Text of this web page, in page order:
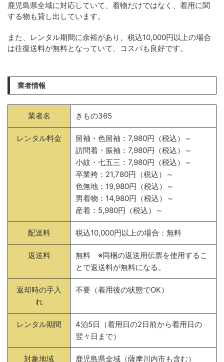
鹿児島県全域に対応していて、着物だけではなく、着用に関
する物も貸し出しています。
また、レンタル期間に余裕があり、税込10,000円以上の場合
は往復送料が無料となっていて、コスパも良好です。
業者情報
業者名 きもの365
レンタル料金
留袖・色留袖：7,980円（税込）～
訪問着・振袖：7,980円（税込）～
小紋・七五三：7,980円（税込）～
卒業袴：21,780円（税込）～
色無地：19,980円（税込）～
男着物：14,980円（税込）～
産着：5,980円（税込）～
配送料 税込10,000円以上の場合：無料
返送料
無料 ※同梱の返送用伝票を使用するこ
とで返送料が無料になる。
返却時の手入
れ
不要（着用後の状態でOK）
レンタル期間
4泊5日（着用日の2日前から着用日の
翌々日まで）
対象地域 鹿児島県全域（薩摩川内市も含む）